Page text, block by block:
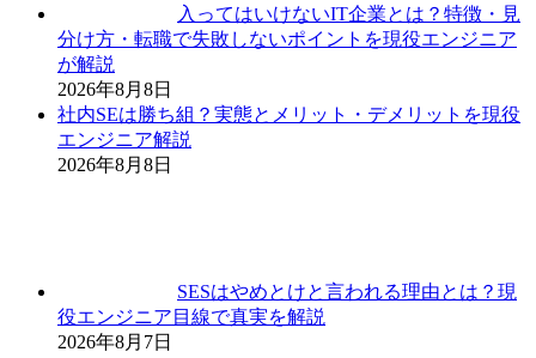
入ってはいけないIT企業とは？特徴・見
分け方・転職で失敗しないポイントを現役エンジニア
が解説
2026年8月8日
社内SEは勝ち組？実態とメリット・デメリットを現役
エンジニア解説
2026年8月8日
SESはやめとけと言われる理由とは？現
役エンジニア目線で真実を解説
2026年8月7日